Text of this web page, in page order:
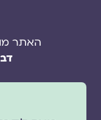
האתר